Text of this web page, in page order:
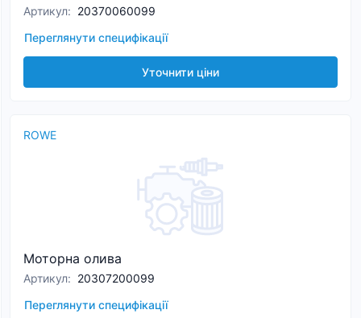
Артикул: 20370060099
Переглянути специфікації
Уточнити ціни
ROWE
Моторна олива
Артикул: 20307200099
Переглянути специфікації